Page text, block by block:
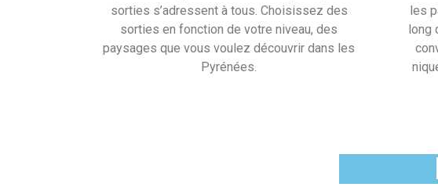
sorties s’adressent à tous. Choisissez des
sorties en fonction de votre niveau, des
paysages que vous voulez découvrir dans les
Pyrénées.
les
long